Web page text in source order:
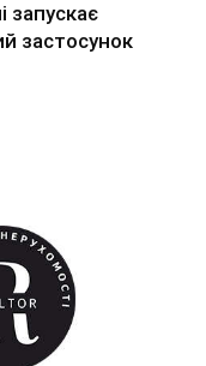
запускає
застосунок